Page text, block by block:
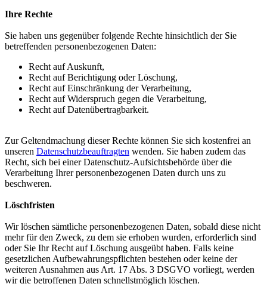
Ihre Rechte
Sie haben uns gegenüber folgende Rechte hinsichtlich der Sie
betreffenden personenbezogenen Daten:
Recht auf Auskunft,
Recht auf Berichtigung oder Löschung,
Recht auf Einschränkung der Verarbeitung,
Recht auf Widerspruch gegen die Verarbeitung,
Recht auf Datenübertragbarkeit.
Zur Geltendmachung dieser Rechte können Sie sich kostenfrei an
unseren Datenschutzbeauftragten wenden. Sie haben zudem das
Recht, sich bei einer Datenschutz-Aufsichtsbehörde über die
Verarbeitung Ihrer personenbezogenen Daten durch uns zu
beschweren.
Löschfristen
Wir löschen sämtliche personenbezogenen Daten, sobald diese nicht
mehr für den Zweck, zu dem sie erhoben wurden, erforderlich sind
oder Sie Ihr Recht auf Löschung ausgeübt haben. Falls keine
gesetzlichen Aufbewahrungspflichten bestehen oder keine der
weiteren Ausnahmen aus Art. 17 Abs. 3 DSGVO vorliegt, werden
wir die betroffenen Daten schnellstmöglich löschen.